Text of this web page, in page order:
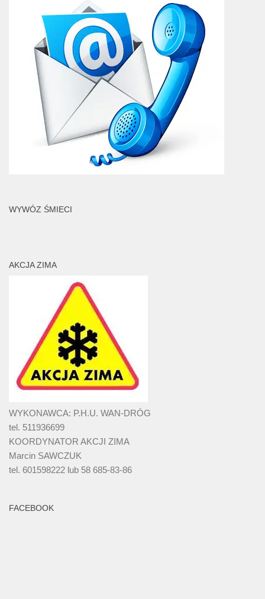
WYWÓZ ŚMIECI
AKCJA ZIMA
WYKONAWCA: P.H.U. WAN-DRÓG
tel. 511936699
KOORDYNATOR AKCJI ZIMA
Marcin SAWCZUK
tel. 601598222 lub 58 685-83-86
FACEBOOK